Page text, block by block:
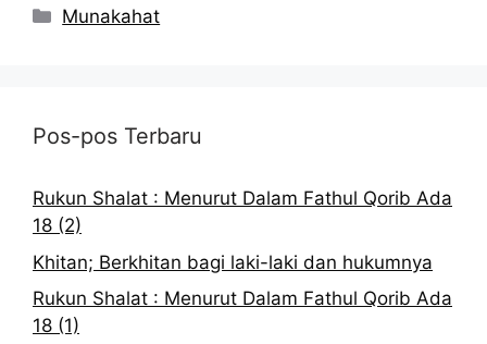
Kategori
Munakahat
Pos-pos Terbaru
Rukun Shalat : Menurut Dalam Fathul Qorib Ada
18 (2)
Khitan; Berkhitan bagi laki-laki dan hukumnya
Rukun Shalat : Menurut Dalam Fathul Qorib Ada
18 (1)